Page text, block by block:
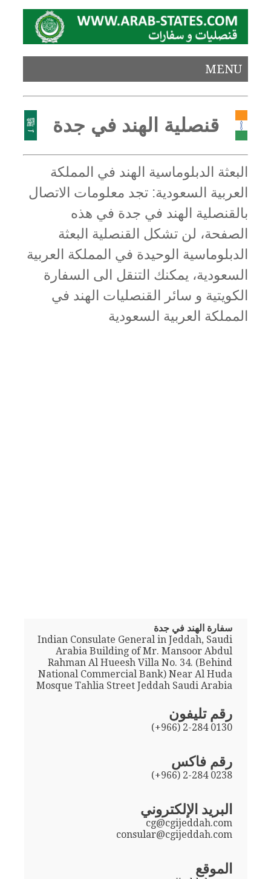
MENU
قنصلية الهند في جدة
البعثة الدبلوماسية الهند في المملكة
العربية السعودية: تجد معلومات الاتصال
بالقنصلية الهند في جدة في هذه
الصفحة، لن تشكل القنصلية البعثة
الدبلوماسية الوحيدة في المملكة العربية
السعودية، يمكنك التنقل الى السفارة
الكويتية و سائر القنصليات الهند في
المملكة العربية السعودية
سفارة الهند في جدة
Indian Consulate General in Jeddah, Saudi
Arabia Building of Mr. Mansoor Abdul
Rahman Al Hueesh Villa No. 34. (Behind
National Commercial Bank) Near Al Huda
Mosque Tahlia Street Jeddah Saudi Arabia
رقم تليفون
(+966) 2-284 0130
رقم فاكس
(+966) 2-284 0238
البريد الإلكتروني
cg@cgijeddah.com
consular@cgijeddah.com
الموقع